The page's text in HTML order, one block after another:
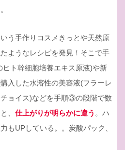
う手作りコスメきっとや天然原
ようなレシピを発見！そこで手
ト幹細胞培養エキス原液)や新
入した水溶性の美容液(フラーレ
ョイス)などを手順③の段階で数
、 仕上がりが明らかに違う 。ハ
もUPしている。。炭酸パック、